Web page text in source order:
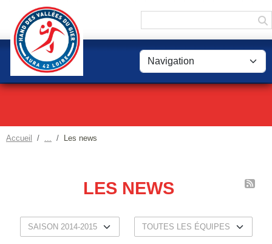
Accueil Les news
LES NEWS
Panneau de gestion des cookies